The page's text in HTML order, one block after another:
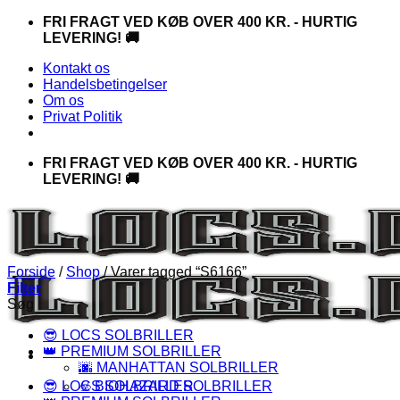
FortsætFRI FRAGT VED KØB OVER 400 KR. - HURTIG
LEVERING! 🚚
Kontakt os
Handelsbetingelser
Om os
Privat Politik
FRI FRAGT VED KØB OVER 400 KR. - HURTIG
LEVERING! 🚚
😎 LOCS SOLBRILLER
Forside / Shop /Varer tagged “S6166”
Filter
Søg
😎 LOCS SOLBRILLER
👑 PREMIUM SOLBRILLER
🌆 MANHATTAN SOLBRILLER
☣️ BIOHAZARD SOLBRILLER